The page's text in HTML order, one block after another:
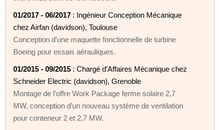
01/2017 - 06/2017 : Ingénieur Conception Mécanique
chez Airfan (davidson), Toulouse
Conception d’une maquette fonctionnelle de turbine
Boeing pour essais aérauliques.
01/2015 - 09/2015 : Chargé d’Affaires Mécanique chez
Schneider Electric (davidson), Grenoble
Montage de l’offre Work Package ferme solaire 2,7
MW, conception d’un nouveau système de ventilation
pour conteneur 2 et 2,7 MW.